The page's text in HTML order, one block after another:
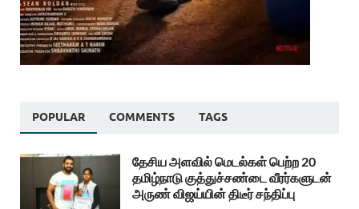
POPULAR COMMENTS TAGS
தேசிய அளவில் மெடல்கள் பெற்ற 20
தமிழ்நாடு குத்துச்சண்டை வீரர்களுடன்
அருண் விஜய்யின் திடீர் சந்திப்பு